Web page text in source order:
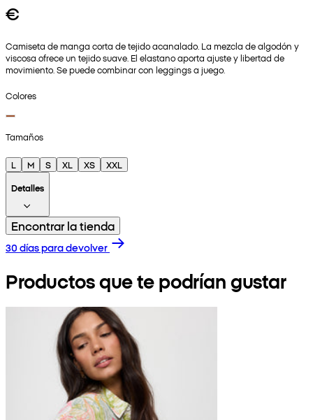
€
Camiseta de manga corta de tejido acanalado. La mezcla de algodón y
viscosa ofrece un tejido suave. El elastano aporta ajuste y libertad de
movimiento. Se puede combinar con leggings a juego.
Colores
Tamaños
L M S XL XS
XXL
Detalles
Encontrar la tienda
30 días para devolver
Productos que te podrían gustar